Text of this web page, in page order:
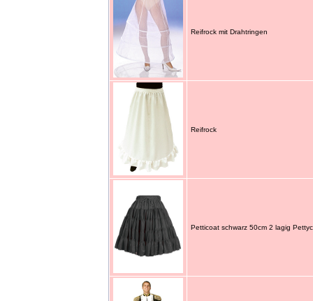
Reifrock mit Drahtringen
Reifrock
Petticoat schwarz 50cm 2 lagig